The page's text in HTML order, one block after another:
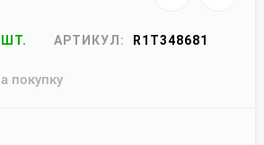
ШТ. АРТИКУЛ: R1T348681
покупку